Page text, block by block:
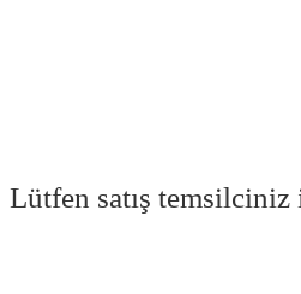
Lütfen satış